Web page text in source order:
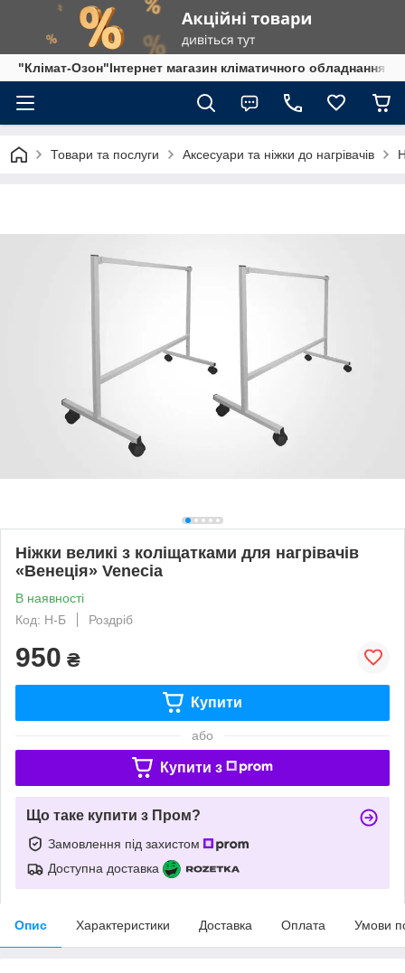
"Клімат-Озон"Інтернет магазин кліматичного обладнання
Товари та послуги Аксесуари та ніжки до нагрівачів
Ніжки великі з коліщатками для нагрівачів
«Венеція» Venecia
В наявності
Код: Н-Б
Роздріб
950 ₴
Купити
або
Купити з
Що таке купити з Пром?
Замовлення під захистом
Доступна доставка
Опис Характеристики Доставка Оплата Умови